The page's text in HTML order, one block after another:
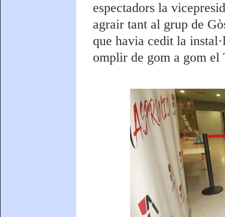
espectadors la
agrair tant al grup de
que havia cedit la
omplir de gom a gom el